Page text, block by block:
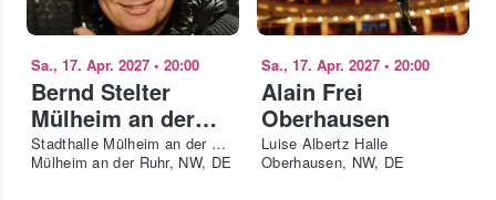
Sa., 17. Apr. 2027 • 20:00
Bernd Stelter
Mülheim an der
Ruhr
Stadthalle Mülheim an der Ruhr
Mülheim an der Ruhr, NW, DE
Sa., 17. Apr. 2027 • 20:00
Alain Frei
Oberhausen
Luise Albertz Halle
Oberhausen, NW, DE